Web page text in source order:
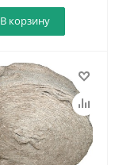
В корзину